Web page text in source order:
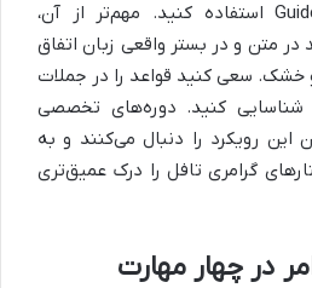
Guide to the TOEFL Test استفاده کنید. مهم‌تر از آن،
در متن و در بستر واقعی زبان اتفاق
خشک. سعی کنید قواعد را در جملات
شناسایی کنید. دوره‌های تخصصی
این رویکرد را دنبال می‌کنند و به
گرامری تافل را درک عمیق‌تری
در چهار مهارت